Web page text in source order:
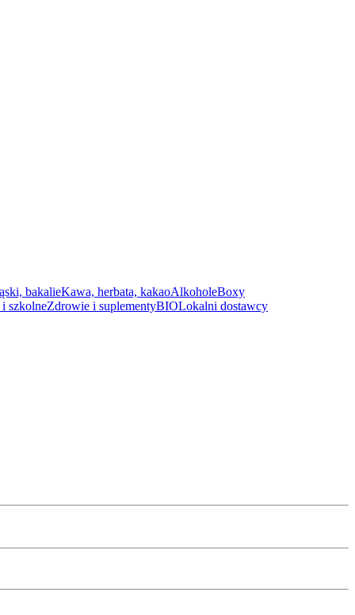
bakalieKawa, herbata, kakaoAlkoholeBoxy
szkolneZdrowie i suplementyBIOLokalni dostawcy